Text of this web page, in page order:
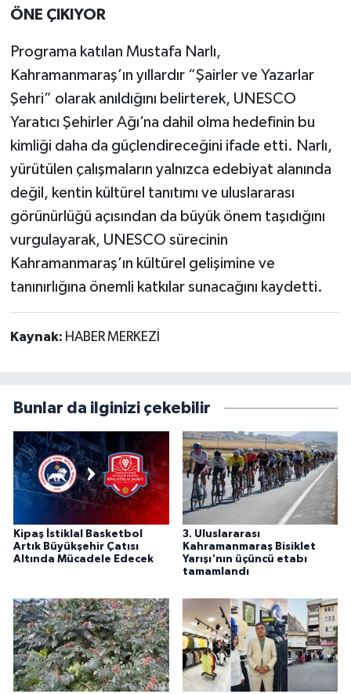
ÖNE ÇIKIYOR
Programa katılan Mustafa Narlı,
Kahramanmaraş’ın yıllardır “Şairler ve Yazarlar
Şehri” olarak anıldığını belirterek, UNESCO
Yaratıcı Şehirler Ağı’na dahil olma hedefinin bu
kimliği daha da güçlendireceğini ifade etti. Narlı,
yürütülen çalışmaların yalnızca edebiyat alanında
değil, kentin kültürel tanıtımı ve uluslararası
görünürlüğü açısından da büyük önem taşıdığını
vurgulayarak, UNESCO sürecinin
Kahramanmaraş’ın kültürel gelişimine ve
tanınırlığına önemli katkılar sunacağını kaydetti.
Kaynak: HABER MERKEZİ
Bunlar da ilginizi çekebilir
Kipaş İstiklal Basketbol
Artık Büyükşehir Çatısı
Altında Mücadele Edecek
3. Uluslararası
Kahramanmaraş Bisiklet
Yarışı'nın üçüncü etabı
tamamlandı